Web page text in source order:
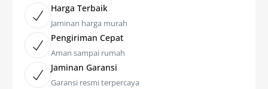
Harga Terbaik
Jaminan harga murah
Pengiriman Cepat
Aman sampai rumah
Jaminan Garansi
Garansi resmi terpercaya